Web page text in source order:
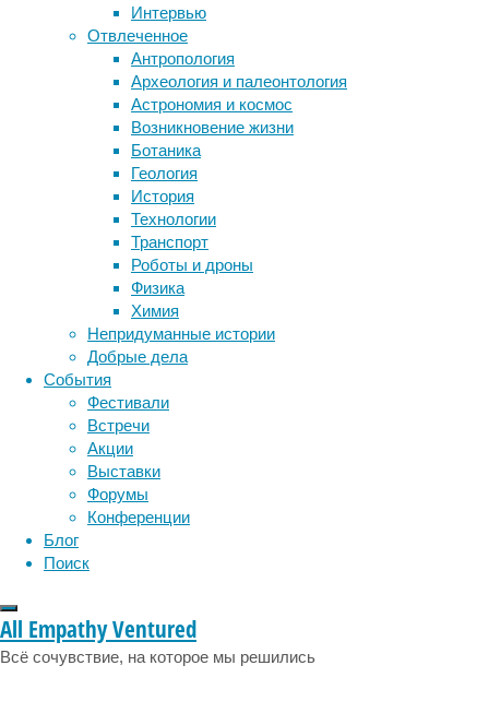
Интервью
Отвлеченное
Антропология
Археология и палеонтология
Астрономия и космос
Возникновение жизни
Ботаника
Геология
История
Технологии
Транспорт
Роботы и дроны
Физика
Химия
Непридуманные истории
Добрые дела
События
Фестивали
Встречи
Акции
Выставки
Форумы
Конференции
Блог
Поиск
All Empathy Ventured
Всё сочувствие, на которое мы решились
необходима
для
выживания,
это
еще
один
из
объектов,
активирующих
систему
вознаграждения
головного
мозга
—
наряду,
например,
с
утолением
жажды,
общением
и
сексом.
приема
пищи
Метки
ДНК бактерии биология
биотехнология вирусы
генетика дети
здоровье
инструменты и методы
исследования
лекарства медицина
мозг наука
нейробиология
нейрофизиология
поведение
сон социальные проблемы
физиология
эмоции